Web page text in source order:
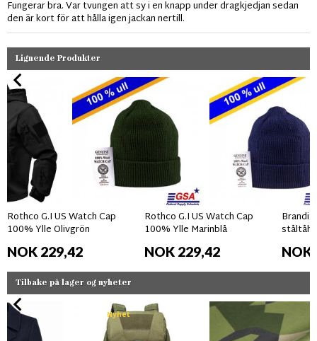
Fungerar bra. Var tvungen att sy i en knapp under dragkjedjan sedan
den är kort för att hålla igen jackan nertill.
Lignende Produkter
Rothco G.I US Watch Cap
100% Ylle Olivgrön
NOK 229,42
Rothco G.I US Watch Cap
100% Ylle Marinblå
NOK 229,42
Brandit
NOK
Tilbake på lager og nyheter
Nyhet